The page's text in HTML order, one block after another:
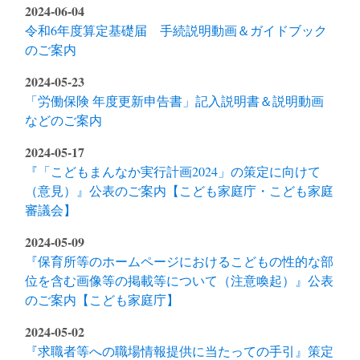
2024-06-04
令和6年度算定基礎届 手続説明動画＆ガイドブック
のご案内
2024-05-23
「労働保険 年度更新申告書」記入説明書＆説明動画
などのご案内
2024-05-17
『「こどもまんなか実行計画2024」の策定に向けて
（意見）』公表のご案内【こども家庭庁・こども家庭
審議会】
2024-05-09
『保育所等のホームページにおけるこどもの性的な部
位を含む画像等の掲載等について（注意喚起）』公表
のご案内【こども家庭庁】
2024-05-02
『求職者等への職場情報提供に当たっての手引』策定